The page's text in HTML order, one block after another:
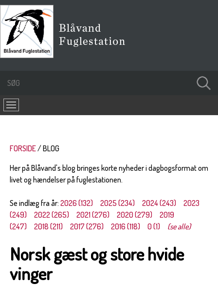
FORSIDE
BLOG
Her på Blåvand's blog bringes korte nyheder i dagbogsformat om
livet og hændelser på fuglestationen.
Se indlæg fra år: 2026 (132) 2025 (234) 2024 (243)
2023
(249)
2022 (265) 2021 (276) 2020 (279)
2019
(247)
2018 (211) 2017 (276) 2016 (118) 0 (1) (se alle)
Norsk gæst og store hvide
vinger